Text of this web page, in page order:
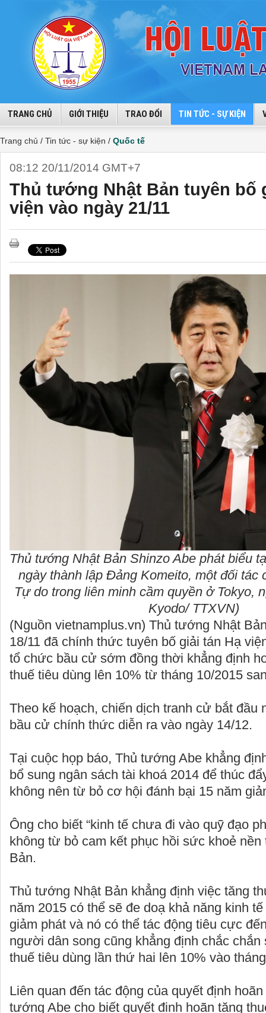
TRANG CHỦ GIỚI THIỆU TRAO ĐỔI TIN TỨC - SỰ KIỆN
Trang chủ / Tin tức - sự kiện / Quốc tế
08:12 20/11/2014 GMT+7
Thủ tướng Nhật Bản tuyên bố
viện vào ngày 21/11
Thủ tướng Nhật Bản Shinzo Abe phát biểu
ngày thành lập Đảng Komeito, một đối tác
Tự do trong liên minh cầm quyền ở Tokyo,
Kyodo/ TTXVN)
(Nguồn vietnamplus.vn) Thủ tướng Nhật
18/11 đã chính thức tuyên bố giải tán Hạ
tổ chức bầu cử sớm đồng thời khẳng định
thuế tiêu dùng lên 10% từ tháng 10/2015
Theo kế hoạch, chiến dịch tranh cử bắt đầu
bầu cử chính thức diễn ra vào ngày 14/12.
Tại cuộc họp báo, Thủ tướng Abe khẳng
bổ sung ngân sách tài khoá 2014 để thúc
không nên từ bỏ cơ hội đánh bại 15 năm
Ông cho biết “kinh tế chưa đi vào quỹ đạo
không từ bỏ cam kết phục hồi sức khoẻ
Bản.
Thủ tướng Nhật Bản khẳng định việc tăng
năm 2015 có thể sẽ đe doạ khả năng kinh
giảm phát và nó có thể tác động tiêu cực
người dân song cũng khẳng định chắc
thuế tiêu dùng lần thứ hai lên 10% vào
Liên quan đến tác động của quyết định
tướng Abe cho biết quyết định hoãn tăng